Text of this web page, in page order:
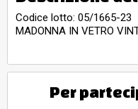
Codice lotto: 05/1665-23
MADONNA IN VETRO
Per